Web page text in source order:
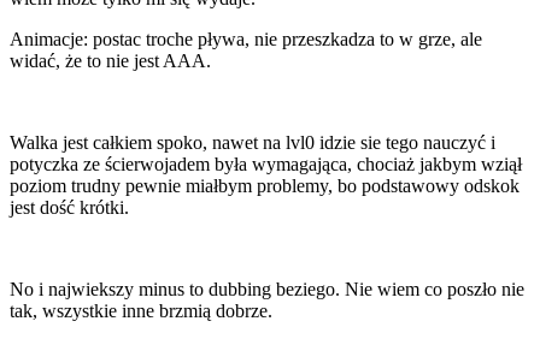
Animacje: postac troche pływa, nie przeszkadza to w grze, ale
widać, że to nie jest AAA.
Walka jest całkiem spoko, nawet na lvl0 idzie sie tego nauczyć i
potyczka ze ścierwojadem była wymagająca, chociaż jakbym wziął
poziom trudny pewnie miałbym problemy, bo podstawowy odskok
jest dość krótki.
No i najwiekszy minus to dubbing beziego. Nie wiem co poszło nie
tak, wszystkie inne brzmią dobrze.